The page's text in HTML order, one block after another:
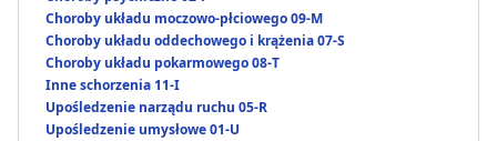
Choroby układu moczowo-płciowego 09-M
Choroby układu oddechowego i krążenia 07-S
Choroby układu pokarmowego 08-T
Inne schorzenia 11-I
Upośledzenie narządu ruchu 05-R
Upośledzenie umysłowe 01-U